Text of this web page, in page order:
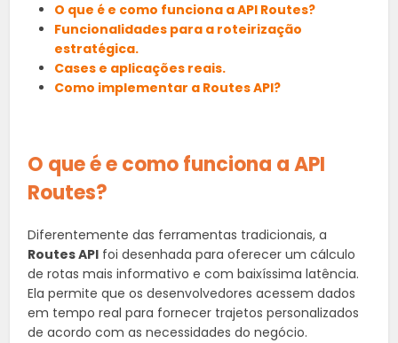
O que é e como funciona a API Routes?
Funcionalidades para a roteirização
estratégica.
Cases e aplicações reais.
Como implementar a Routes API?
O que é e como funciona a API
Routes?
Diferentemente das ferramentas tradicionais, a
Routes API foi desenhada para oferecer um cálculo
de rotas mais informativo e com baixíssima latência.
Ela permite que os desenvolvedores acessem dados
em tempo real para fornecer trajetos personalizados
de acordo com as necessidades do negócio.